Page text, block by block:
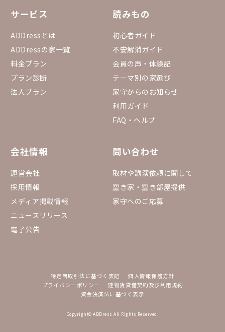
サービス
ADDressとは
ADDressの家一覧
料金プラン
プラン診断
法人プラン
読みもの
初心者ガイド
不安解消ガイド
会員の声・体験記
テーマ別の家選び
家守からのお知らせ
利用ガイド
FAQ・ヘルプ
会社情報
運営会社
採用情報
メディア掲載情報
ニュースリリース
電子公告
問い合わせ
取材や講演依頼に関して
空き家・空き部屋提供
家守へのご応募
特定商取引法に基づく表記
個人情報保護方針
プライバシーポリシー
建物賃貸借契約及び利用規約
資金決済法に基づく表示
Copyright© ADDress All Rights Reserved.